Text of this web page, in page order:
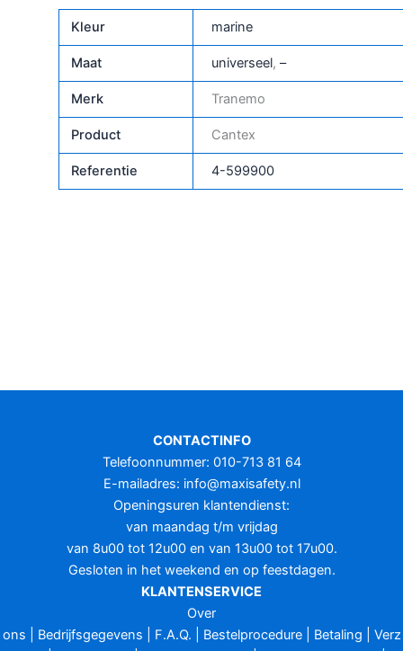
Kleur marine
Maat universeel, –
Merk Tranemo
Product Cantex
Referentie 4-599900
CONTACTINFO
Telefoonnummer: 010-713 81 64
E-mailadres: info@maxisafety.nl
Openingsuren klantendienst:
van maandag t/m vrijdag
van 8u00 tot 12u00 en van 13u00 tot 17u00.
Gesloten in het weekend en op feestdagen.
KLANTENSERVICE
Over
ons
Bedrijfsgegevens F.A.Q. Bestelprocedure| Betaling
Verz